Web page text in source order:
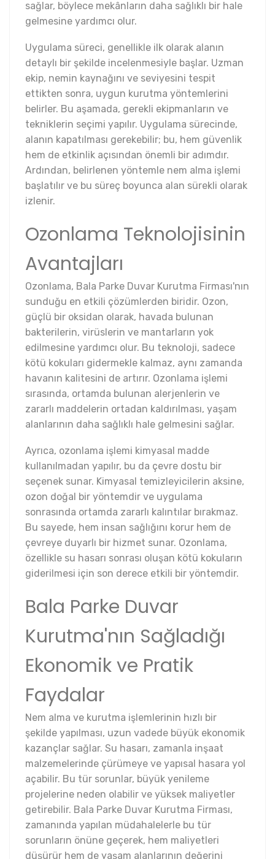
sağlar, böylece mekânların daha sağlıklı bir hale
gelmesine yardımcı olur.
Uygulama süreci, genellikle ilk olarak alanın
detaylı bir şekilde incelenmesiyle başlar. Uzman
ekip, nemin kaynağını ve seviyesini tespit
ettikten sonra, uygun kurutma yöntemlerini
belirler. Bu aşamada, gerekli ekipmanların ve
tekniklerin seçimi yapılır. Uygulama sürecinde,
alanın kapatılması gerekebilir; bu, hem güvenlik
hem de etkinlik açısından önemli bir adımdır.
Ardından, belirlenen yöntemle nem alma işlemi
başlatılır ve bu süreç boyunca alan sürekli olarak
izlenir.
Ozonlama Teknolojisinin
Avantajları
Ozonlama, Bala Parke Duvar Kurutma Firması'nın
sunduğu en etkili çözümlerden biridir. Ozon,
güçlü bir oksidan olarak, havada bulunan
bakterilerin, virüslerin ve mantarların yok
edilmesine yardımcı olur. Bu teknoloji, sadece
kötü kokuları gidermekle kalmaz, aynı zamanda
havanın kalitesini de artırır. Ozonlama işlemi
sırasında, ortamda bulunan alerjenlerin ve
zararlı maddelerin ortadan kaldırılması, yaşam
alanlarının daha sağlıklı hale gelmesini sağlar.
Ayrıca, ozonlama işlemi kimyasal madde
kullanılmadan yapılır, bu da çevre dostu bir
seçenek sunar. Kimyasal temizleyicilerin aksine,
ozon doğal bir yöntemdir ve uygulama
sonrasında ortamda zararlı kalıntılar bırakmaz.
Bu sayede, hem insan sağlığını korur hem de
çevreye duyarlı bir hizmet sunar. Ozonlama,
özellikle su hasarı sonrası oluşan kötü kokuların
giderilmesi için son derece etkili bir yöntemdir.
Bala Parke Duvar
Kurutma'nın Sağladığı
Ekonomik ve Pratik
Faydalar
Nem alma ve kurutma işlemlerinin hızlı bir
şekilde yapılması, uzun vadede büyük ekonomik
kazançlar sağlar. Su hasarı, zamanla inşaat
malzemelerinde çürümeye ve yapısal hasara yol
açabilir. Bu tür sorunlar, büyük yenileme
projelerine neden olabilir ve yüksek maliyetler
getirebilir. Bala Parke Duvar Kurutma Firması,
zamanında yapılan müdahalelerle bu tür
sorunların önüne geçerek, hem maliyetleri
düşürür hem de yaşam alanlarının değerini